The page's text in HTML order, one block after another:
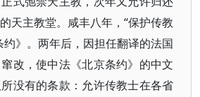
天主教堂。咸丰八年，“保护传教
约》。两年后，因担任翻译的法国
改，使中法《北京条约》的中文
没有的条款：允许传教士在各省